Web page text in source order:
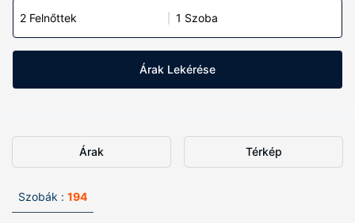
2 Felnőttek 1 Szoba
Árak Lekérése
Árak Térkép
Szobák : 194